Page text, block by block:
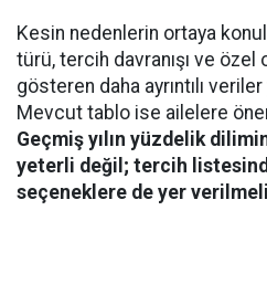
Kesin nedenlerin ortaya
türü, tercih davranışı ve özel
gösteren daha ayrıntılı
Mevcut tablo ise ailelere
Geçmiş yılın yüzdelik
yeterli değil; tercih
seçeneklere de yer